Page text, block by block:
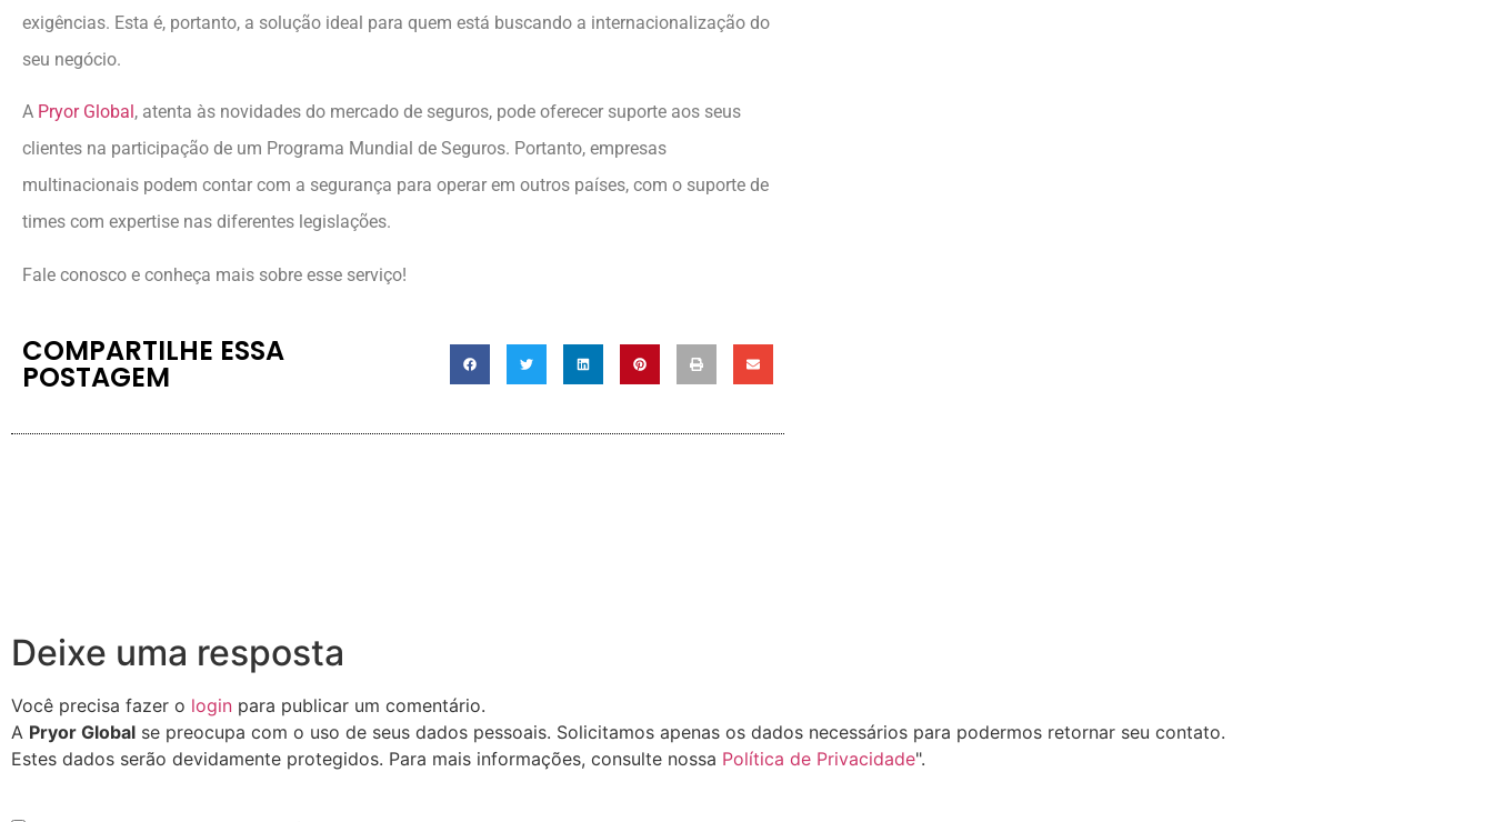
exigências. Esta é, portanto, a solução ideal para quem está buscando a internacionalização do
seu negócio.
A Pryor Global , atenta às novidades do mercado de seguros, pode oferecer suporte aos seus
clientes na participação de um Programa Mundial de Seguros. Portanto, empresas
multinacionais podem contar com a segurança para operar em outros países, com o suporte de
times com expertise nas diferentes legislações.
Fale conosco e conheça mais sobre esse serviço!
COMPARTILHE ESSA
POSTAGEM
Deixe uma resposta
Você precisa fazer o login para publicar um comentário.
A Pryor Global se preocupa com o uso de seus dados pessoais. Solicitamos apenas os dados necessários para podermos retornar seu contato.
Estes dados serão devidamente protegidos. Para mais informações, consulte nossa Política de Privacidade".